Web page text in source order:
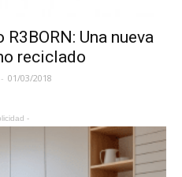
Una nueva
reciclado
- 01/03/2018
-